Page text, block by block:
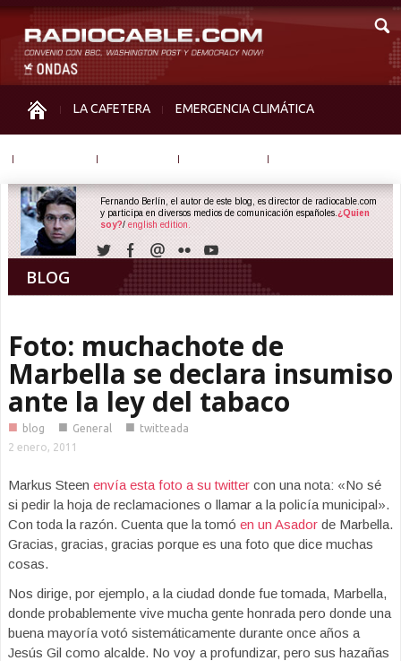
LA CAFETERA EMERGENCIA CLIMÁTICA
BLOG
Fernando Berlín, el autor de este blog, es director de radiocable.com
y participa en diversos medios de comunicación españoles. ¿Quien
soy?/ english edition.
Foto: muchachote de
Marbella se declara insumiso
ante la ley del tabaco
■ blog ■ General ■ twitteada
2 enero, 2011
Markus Steen envía esta foto a su twitter con una nota: «No sé
si pedir la hoja de reclamaciones o llamar a la policía municipal».
Con toda la razón. Cuenta que la tomó en un Asador de Marbella.
Gracias, gracias, gracias porque es una foto que dice muchas
cosas.
Nos dirige, por ejemplo, a la ciudad donde fue tomada, Marbella,
donde probablemente vive mucha gente honrada pero donde una
buena mayoría votó sistemáticamente durante once años a
Jesús Gil como alcalde. No voy a profundizar, pero sus hazañas